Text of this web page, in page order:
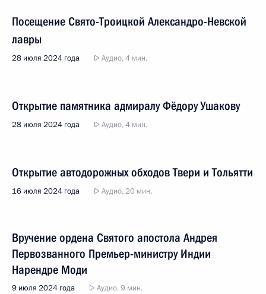
Посещение Свято-Троицкой Александро-Невской
лавры
28 июля 2024 года Аудио, 4 мин.
Открытие памятника адмиралу Фёдору Ушакову
28 июля 2024 года Аудио, 4 мин.
Открытие автодорожных обходов Твери и Тольятти
16 июля 2024 года Аудио, 20 мин.
Вручение ордена Святого апостола Андрея
Первозванного Премьер-министру Индии
Нарендре Моди
9 июля 2024 года Аудио, 9 мин.